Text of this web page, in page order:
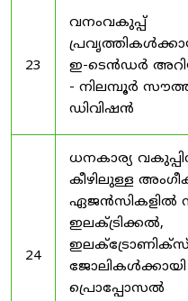
23
വനംവകുപ്പ്
ഇ-ടെൻഡർ
- നിലമ്പൂർ
ഡിവിഷൻ
24
ധനകാര്യ
കീഴിലുള്ള
ഏജൻസികളിൽ
ഇലക്ട്രിക്കൽ,
ജോലികൾക്കായി
പ്രൊപ്പോസൽ